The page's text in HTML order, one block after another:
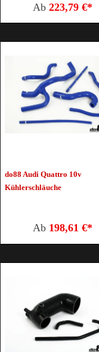
Ab 223,79 €*
do88 Audi Quattro 10v
Kühlerschläuche
Ab 198,61 €*